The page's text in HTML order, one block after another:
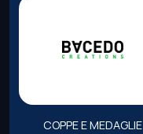
COPPE E MEDAGLIE